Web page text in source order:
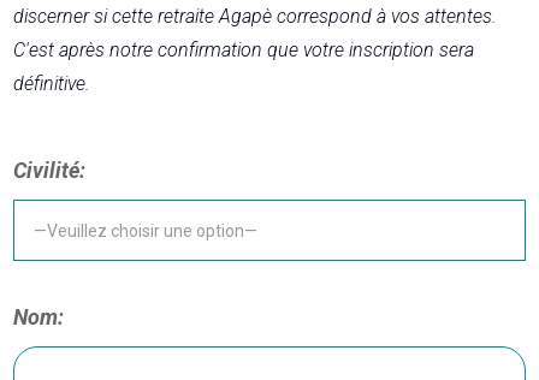
discerner si cette retraite Agapè correspond à vos attentes.
C'est après notre confirmation que votre inscription sera
définitive.
Civilité:
Nom: